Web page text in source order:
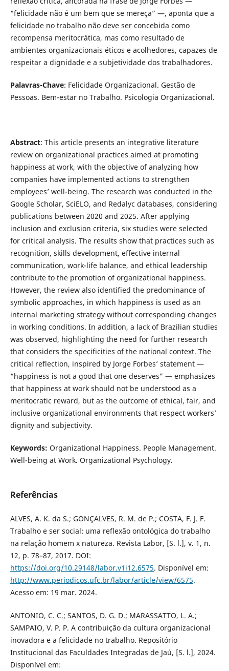
“felicidade não é um bem que se mereça” —, aponta que a
felicidade no trabalho não deve ser concebida como
recompensa meritocrática, mas como resultado de
ambientes organizacionais éticos e acolhedores, capazes de
respeitar a dignidade e a subjetividade dos trabalhadores.
Palavras-Chave: Felicidade Organizacional. Gestão de
Pessoas. Bem-estar no Trabalho. Psicologia Organizacional.
Abstract: This article presents an integrative literature
review on organizational practices aimed at promoting
happiness at work, with the objective of analyzing how
companies have implemented actions to strengthen
employees’ well-being. The research was conducted in the
Google Scholar, SciELO, and Redalyc databases, considering
publications between 2020 and 2025. After applying
inclusion and exclusion criteria, six studies were selected
for critical analysis. The results show that practices such as
recognition, skills development, effective internal
communication, work-life balance, and ethical leadership
contribute to the promotion of organizational happiness.
However, the review also identified the predominance of
symbolic approaches, in which happiness is used as an
internal marketing strategy without corresponding changes
in working conditions. In addition, a lack of Brazilian studies
was observed, highlighting the need for further research
that considers the specificities of the national context. The
critical reflection, inspired by Jorge Forbes’ statement —
“happiness is not a good that one deserves” — emphasizes
that happiness at work should not be understood as a
meritocratic reward, but as the outcome of ethical, fair, and
inclusive organizational environments that respect workers’
dignity and subjectivity.
Keywords: Organizational Happiness. People Management.
Well-being at Work. Organizational Psychology.
Referências
ALVES, A. K. da S.; GONÇALVES, R. M. de P.; COSTA, F. J. F.
Trabalho e ser social: uma reflexão ontológica do trabalho
na relação homem x natureza. Revista Labor, [S. l.], v. 1, n.
12, p. 78–87, 2017. DOI:
https://doi.org/10.29148/labor.v1i12.6575. Disponível em:
http://www.periodicos.ufc.br/labor/article/view/6575.
Acesso em: 19 mar. 2024.
ANTONIO, C. C.; SANTOS, D. G. D.; MARASSATTO, L. A.;
SAMPAIO, V. P. P. A contribuição da cultura organizacional
inovadora e a felicidade no trabalho. Repositório
Institucional das Faculdades Integradas de Jaú, [S. l.], 2024.
Disponível em: